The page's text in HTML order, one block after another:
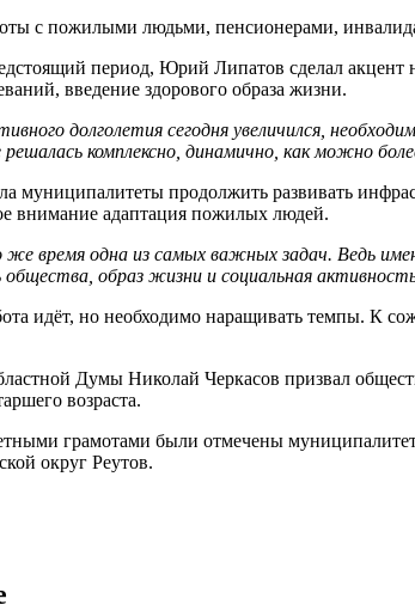
с пожилыми людьми, пенсионерами,
период, Юрий Липатов сделал
введение здорового образа жизни.
долголетия сегодня увеличился,
комплексно, динамично, как можно
муниципалитеты продолжить развивать
внимание адаптация пожилых людей.
время одна из самых важных задач. Ведь
образ жизни и социальная
идёт, но необходимо наращивать темпы. К
Думы Николай Черкасов призвал
возраста.
грамотами были отмечены
округ Реутов.